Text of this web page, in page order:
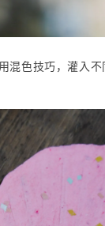
混色技巧，灌入